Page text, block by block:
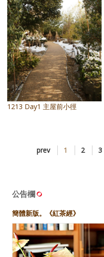
1213 Day1 主屋前小徑
prev 1 2 3
公告欄
簡體新版。《紅茶經》